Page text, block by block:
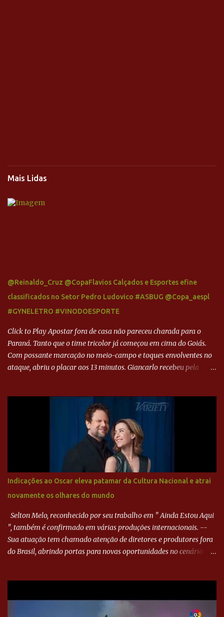
Mais Lidas
@Reinaldo_Cruz @CopaFlavios Calçados e Esportes efine
classificados no Setor Pedro Ludovico #ASBUG @Copa_aespl
#GYNELETRO #VINODOESPORTE
Click to Play Apostar fora de casa não pareceu charada para o
Paraná. Tanto que o time tricolor já começou em cima do Goiás.
Com possante marcação no meio-campo e toques envolventes no
ataque, abriu o placar aos 13 minutos. Giancarlo recebeu pela
Paraná ampliou a vantagem aos 21 minutos. Éverton Garroni
desviou cruzamento de cabeça e, mesmo de costas, incidiu o canto
direito de Harlei. O goleiro esmeraldino se esticou e até tocou na
bola, mas não o suficiente para desviar sua trajetória. O ataque do
Goiás era nulo, tanto que o Paraná seguiu em cima. Aos 32
minutos, Jefferson cabeceou e Harlei fez grande defesa. Seis
minutos depois, Wellington encheu o pé e quase surpreendeu o
goleiro rival, que novamente defendeu. No fim, Jefferson teve
outra boa chance, mas parou no goleiro. Gol para matar espera...
Indicações ao Oscar eleva patamar da Cultura Nacional e atrai
novamente os olhares do mundo
Selton Melo, reconhecido por seu trabalho em " Ainda Estou Aqui
", também é confirmado em várias produções internacionais. --
Sua atuação tem chamado atenção de diretores e produtores fora
do Brasil, abrindo portas para novas oportunidades no cenário